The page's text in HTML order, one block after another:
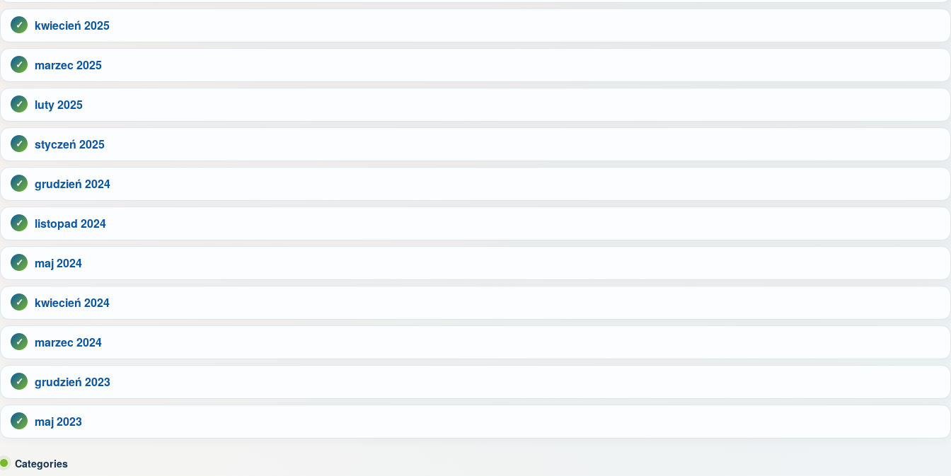
kwiecień 2025
marzec 2025
luty 2025
styczeń 2025
grudzień 2024
listopad 2024
maj 2024
kwiecień 2024
marzec 2024
grudzień 2023
maj 2023
Categories